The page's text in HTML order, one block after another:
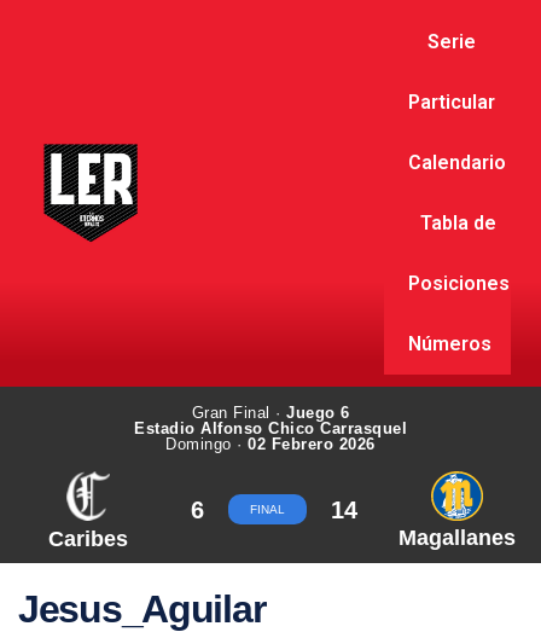
Serie
Particular
Calendario
Tabla de
Posiciones
Números
Gran Final · Juego 6
Estadio Alfonso Chico Carrasquel
Domingo ·02 Febrero 2026
Caribes
6 FINAL 14
Magallanes
Jesus_Aguilar